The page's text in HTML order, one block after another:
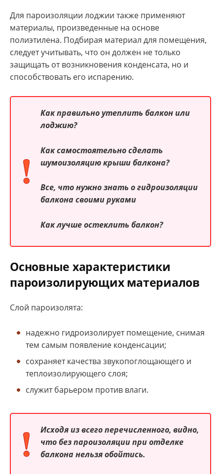
Для пароизоляции лоджии также применяют
материалы, произведенные на основе
полиэтилена. Подбирая материал для помещения,
следует учитывать, что он должен не только
защищать от возникновения конденсата, но и
способствовать его испарению.
Как правильно утеплить балкон или
лоджию?
Как самостоятельно сделать
шумоизоляцию крыши балкона?
Все, что нужно знать о гидроизоляции
балкона своими руками
Как лучше остеклить балкон?
Основные характеристики
пароизолирующих материалов
Слой пароизолята:
надежно гидроизолирует помещение, снимая
тем самым появление конденсации;
сохраняет качества звукопоглощающего и
теплоизолирующего слоя;
служит барьером против влаги.
Исходя из всего перечисленного, видно,
что без пароизоляции при отделке
балкона нельзя обойтись.